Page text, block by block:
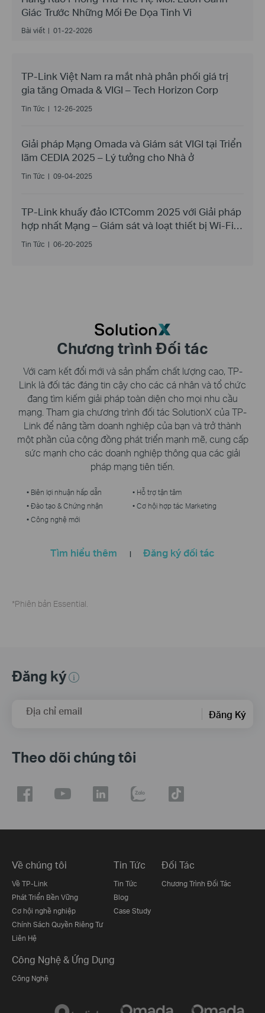
Giác Trước Những Mối Đe Dọa Tinh Vi
Bài viết | 01-22-2026
TP-Link Việt Nam ra mắt nhà phân phối giá trị
gia tăng Omada & VIGI – Tech Horizon Corp
Tin Tức | 12-26-2025
Giải pháp Mạng Omada và Giám sát VIGI tại Triển
lãm CEDIA 2025 – Lý tưởng cho Nhà ở
Tin Tức | 09-04-2025
TP-Link khuấy đảo ICTComm 2025 với Giải pháp
hợp nhất Mạng – Giám sát và loạt thiết bị Wi-Fi 7
chính hãng
Tin Tức | 06-20-2025
Chương trình Đối tác
Với cam kết đổi mới và sản phẩm chất lượng cao, TP-
Link là đối tác đáng tin cậy cho các cá nhân và tổ chức
đang tìm kiếm giải pháp toàn diện cho mọi nhu cầu
mạng. Tham gia chương trình đối tác SolutionX của TP-
Link để nâng tầm doanh nghiệp của bạn và trở thành
một phần của cộng đồng phát triển mạnh mẽ, cung cấp
sức mạnh cho các doanh nghiệp thông qua các giải
pháp mạng tiên tiến.
• Biên lợi nhuận hấp dẫn
• Hỗ trợ tận tâm
• Đào tạo & Chứng nhận
• Cơ hội hợp tác Marketing
• Công nghệ mới
Tìm hiểu thêm | Đăng ký đối tác
*Phiên bản Essential.
Đăng ký
Địa chỉ email Đăng Ký
Theo dõi chúng tôi
Về chúng tôi
Về TP-Link
Phát Triển Bền Vững
Cơ hội nghề nghiệp
Chính Sách Quyền Riêng Tư
Liên Hệ
Tin Tức
Tin Tức
Blog
Case Study
Đối Tác
Chương Trình Đối Tác
Công Nghệ & Ứng Dụng
Công Nghệ